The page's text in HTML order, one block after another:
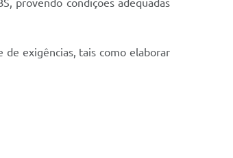
provendo condições adequadas
exigências, tais como elaborar